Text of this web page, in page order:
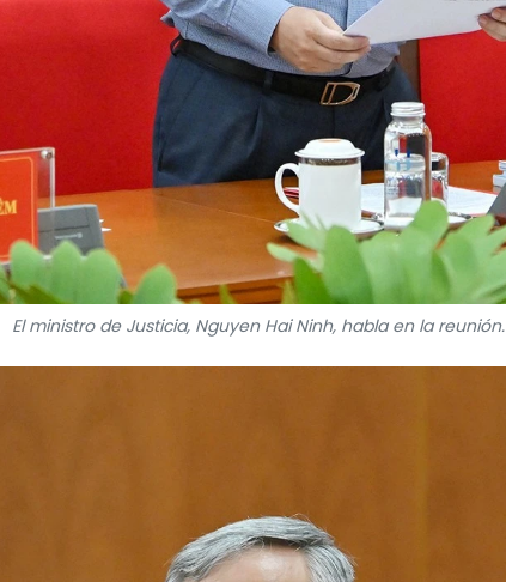
El ministro de Justicia, Nguyen Hai Ninh, habla en la reunión.